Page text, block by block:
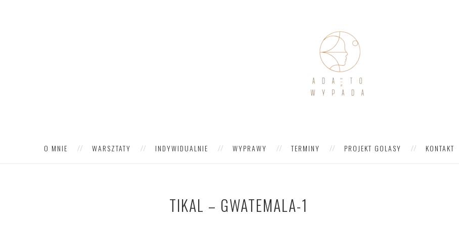
O MNIE WARSZTATY INDYWIDUALNIE WYPRAWY TERMINY PROJEKT GOLASY KONTAKT
TIKAL – GWATEMALA-1